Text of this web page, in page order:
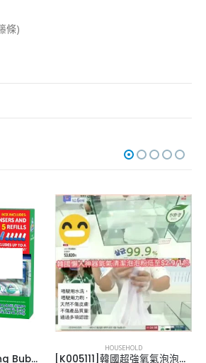
條)
[X000034]Scrubbing Bubbles Toilet Gel (2 dispensers + 30 gel discs)
HOUSEHOLD
[K005111]韓國超強氧氣泡泡清潔粉-10包